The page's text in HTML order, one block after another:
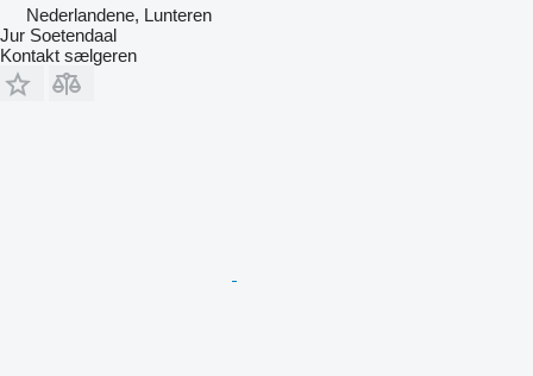
Nederlandene, Lunteren
Jur Soetendaal
Kontakt sælgeren